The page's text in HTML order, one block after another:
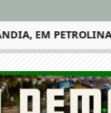
EM PETROLINA-PE